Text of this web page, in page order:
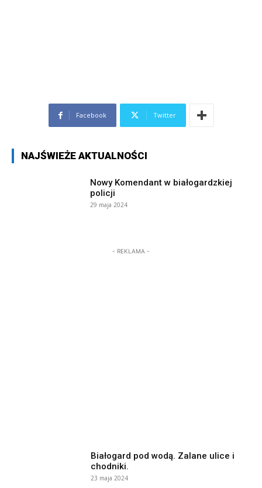
Facebook Twitter
NAJŚWIEŻE AKTUALNOŚCI
Nowy Komendant w białogardzkiej
policji
29 maja 2024
- REKLAMA -
Białogard pod wodą. Zalane ulice i
chodniki.
23 maja 2024